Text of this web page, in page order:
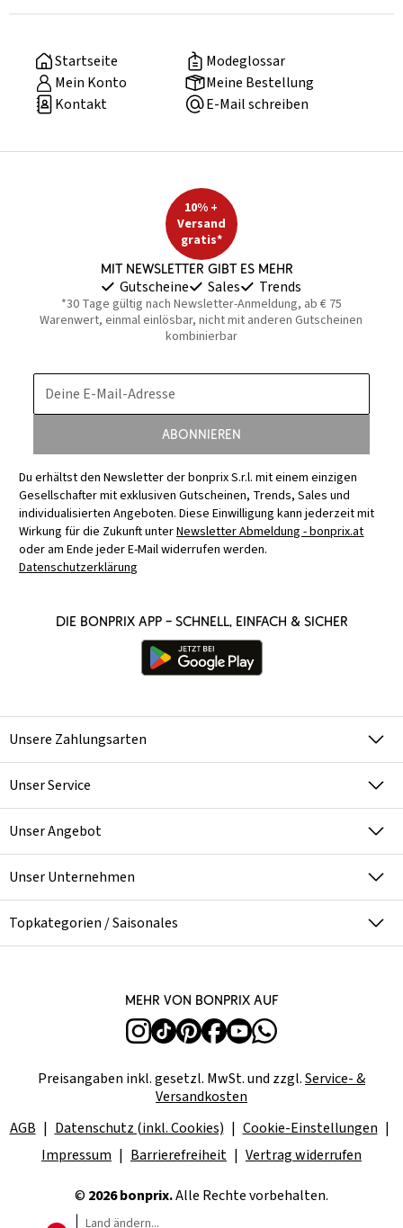
Startseite
Modeglossar
Mein Konto
Meine Bestellung
Kontakt
E-Mail schreiben
10% +
Versand
gratis*
Mit Newsletter gibt es mehr
Gutscheine Sales Trends
*30 Tage gültig nach Newsletter-Anmeldung, ab € 75
Warenwert, einmal einlösbar, nicht mit anderen Gutscheinen
kombinierbar
Deine E-Mail-Adresse
Abonnieren
Du erhältst den Newsletter der bonprix S.r.l. mit einem einzigen
Gesellschafter mit exklusiven Gutscheinen, Trends, Sales und
individualisierten Angeboten. Diese Einwilligung kann jederzeit mit
Wirkung für die Zukunft unterNewsletter Abmeldung - bonprix.at
oder am Ende jeder E-Mail widerrufen werden.
Datenschutzerklärung
Die bonprix App – schnell, einfach & sicher
Unsere Zahlungsarten
Unser Service
Unser Angebot
Unser Unternehmen
Topkategorien / Saisonales
Mehr von bonprix auf
Preisangaben inkl. gesetzl. MwSt. und zzgl.Service- &
Versandkosten
AGB
Datenschutz (inkl. Cookies)
Cookie-Einstellungen
Impressum
Barrierefreiheit Vertrag widerrufen
© 2026 bonprix.Alle Rechte vorbehalten.
Land ändern...